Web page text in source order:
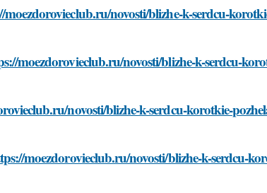
novosti/blizhe-k-serdcu-
moezdorovieclub.ru/novosti/blizhe-k-serdcu-
novosti/blizhe-k-serdcu-korotkie-
moezdorovieclub.ru/novosti/blizhe-k-serdcu-